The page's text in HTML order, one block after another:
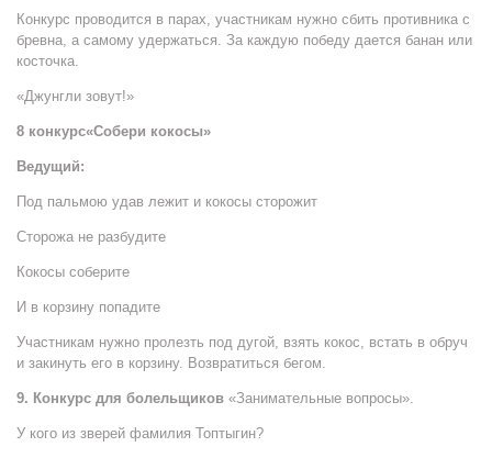
Конкурс проводится в парах, участникам нужно сбить противника с
бревна, а самому удержаться. За каждую победу дается банан или
косточка.
«Джунгли зовут!»
8 конкурс«Собери кокосы»
Ведущий:
Под пальмою удав лежит и кокосы сторожит
Сторожа не разбудите
Кокосы соберите
И в корзину попадите
Участникам нужно пролезть под дугой, взять кокос, встать в обруч
и закинуть его в корзину. Возвратиться бегом.
9. Конкурс для болельщиков «Занимательные вопросы».
У кого из зверей фамилия Топтыгин?